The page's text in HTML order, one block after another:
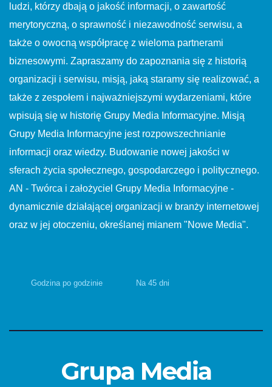
ludzi, którzy dbają o jakość informacji, o zawartość
merytoryczną, o sprawność i niezawodność serwisu, a
także o owocną współpracę z wieloma partnerami
biznesowymi. Zapraszamy do zapoznania się z historią
organizacji i serwisu, misją, jaką staramy się realizować, a
także z zespołem i najważniejszymi wydarzeniami, które
wpisują się w historię Grupy Media Informacyjne. Misją
Grupy Media Informacyjne jest rozpowszechnianie
informacji oraz wiedzy. Budowanie nowej jakości w
sferach życia społecznego, gospodarczego i politycznego.
AN - Twórca i założyciel Grupy Media Informacyjne -
dynamicznie działającej organizacji w branży internetowej
oraz w jej otoczeniu, określanej mianem "Nowe Media".
Godzina po godzinie Na 45 dni
Grupa Media